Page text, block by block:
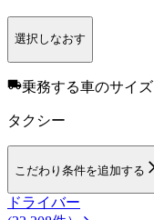
選択しなおす
乗務する車のサイ
タクシー
こだわり条件を追加する
ドライバー